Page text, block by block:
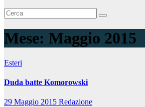
Mese: Maggio 2015
Esteri
Duda batte Komorowski
29 Maggio 2015 Redazione